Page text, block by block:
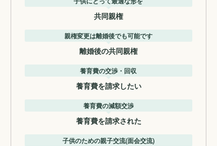
共同親権
親権変更は離婚後でも可能です
離婚後の共同親権
養育費の交渉・回収
養育費を請求したい
養育費の減額交渉
養育費を請求された
子供のための親子交流(面会交流)